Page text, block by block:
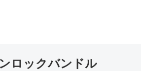
ロックバンドル